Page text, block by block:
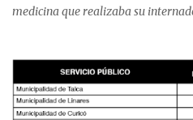
medicina que realizaba su
malestares físicos. Dada la
equipo médico determinó su
Regional de Talca y dado la